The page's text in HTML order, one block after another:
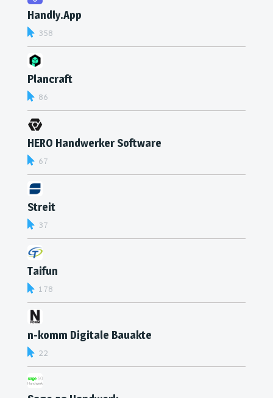
Handly.App
358
Plancraft
86
HERO Handwerker­ Software
67
Streit
37
Taifun
178
n-komm Digitale Bauakte
22